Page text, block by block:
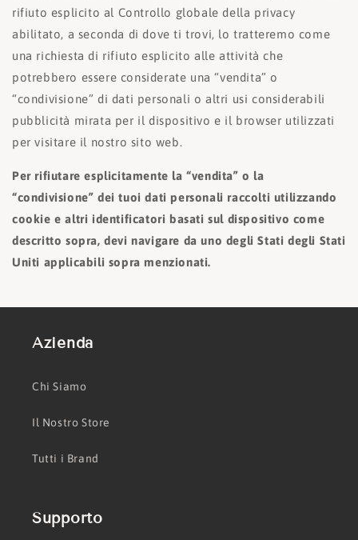
rifiuto esplicito al Controllo globale della privacy
abilitato, a seconda di dove ti trovi, lo tratteremo come
una richiesta di rifiuto esplicito alle attività che
potrebbero essere considerate una “vendita” o
“condivisione” di dati personali o altri usi considerabili
pubblicità mirata per il dispositivo e il browser utilizzati
per visitare il nostro sito web.
Per rifiutare esplicitamente la “vendita” o la
“condivisione” dei tuoi dati personali raccolti utilizzando
cookie e altri identificatori basati sul dispositivo come
descritto sopra, devi navigare da uno degli Stati degli Stati
Uniti applicabili sopra menzionati.
Azienda
Chi Siamo
Il Nostro Store
Tutti i Brand
Supporto